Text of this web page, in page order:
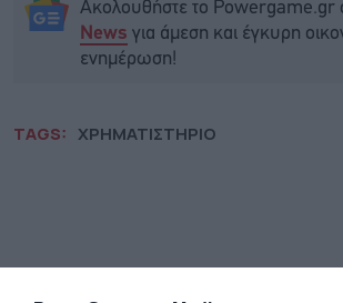
Ακολουθήστε το Powergame.gr
News για άμεση και έγκυρη
ενημέρωση!
TAGS: ΧΡΗΜΑΤΙΣΤΗΡΙΟ